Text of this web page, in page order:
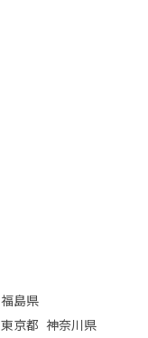
福島県
東京都 神奈川県